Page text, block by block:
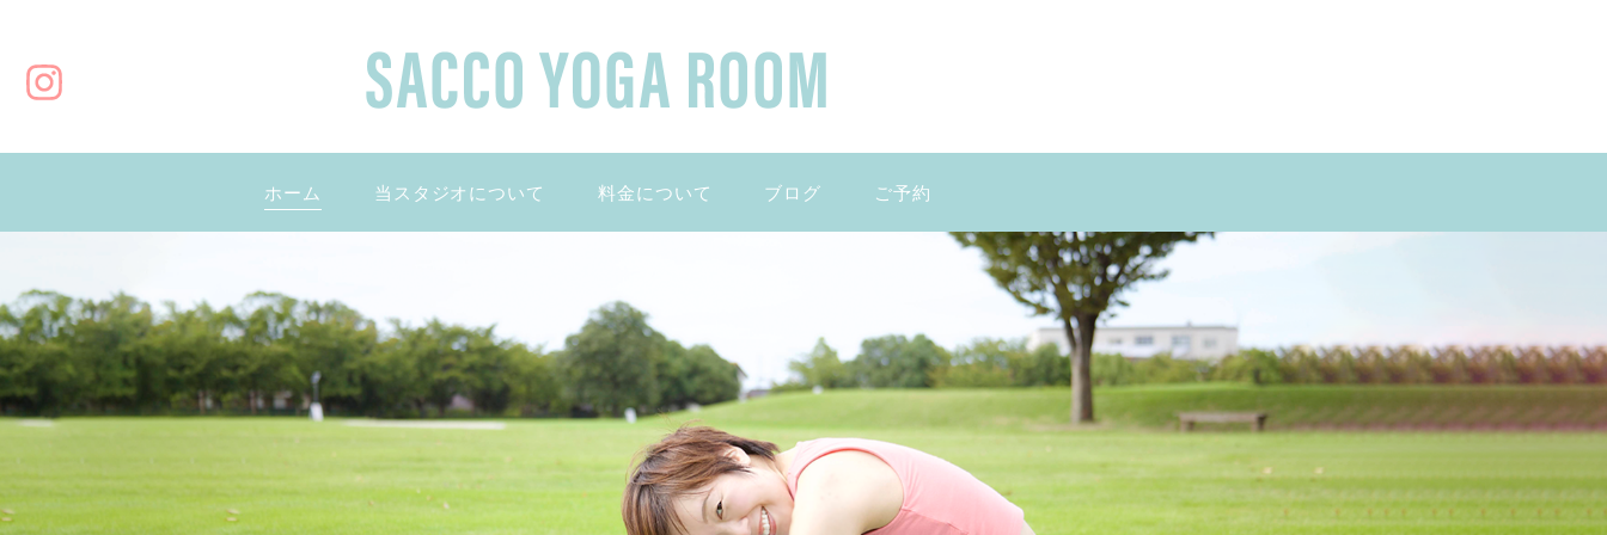
ホーム 当スタジオについて 料金について ブログ ご予約